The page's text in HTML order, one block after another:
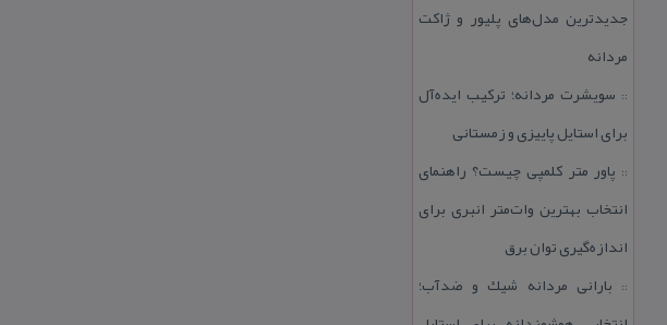
جدیدترین مدل‌های پلیور و ژاكت
مردانه
:: سویشرت مردانه؛ تركیب ایده‌آل
برای استایل پاییزی و زمستانی
:: پاور متر كلمپی چیست؟ راهنمای
انتخاب بهترین وات‌متر انبری برای
اندازه‌گیری توان برق
:: بارانی مردانه شیك و ضدآب؛